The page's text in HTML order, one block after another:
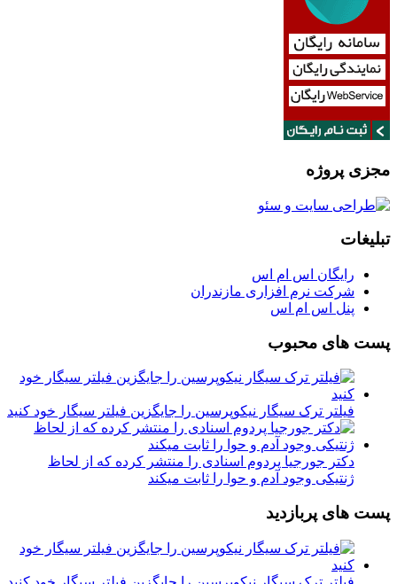
مجزی پروژه
تبلیغات
رایگان اس ام اس
شرکت نرم افزاری مازندران
پنل اس ام اس
پست های محبوب
فیلتر ترک سیگار نیکوپرسین را جایگزین فیلتر سیگار خود کنید
دکتر جورجیا پردوم اسنادی را منتشر کرده که از لحاظ
ژنتیکی وجود آدم و حوا را ثابت میکند
پست های پربازدید